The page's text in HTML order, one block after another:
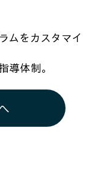
ムをカスタマイ
導体制。